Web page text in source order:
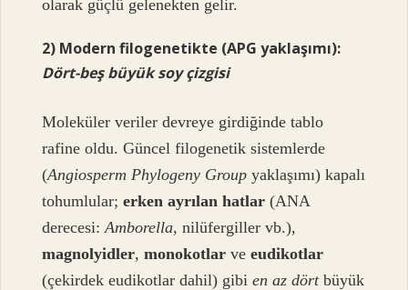
olarak güçlü gelenekten gelir.
2) Modern filogenetikte (APG yaklaşımı):
Dört-beş büyük soy çizgisi
Moleküler veriler devreye girdiğinde tablo
rafine oldu. Güncel filogenetik sistemlerde
(Angiosperm Phylogeny Group yaklaşımı) kapalı
tohumlular;erken ayrılan hatlar (ANA
derecesi:Amborella, nilüfergiller vb.),
magnolyidler,monokotlar veeudikotlar
(çekirdek eudikotlar dahil) gibien az dörtbüyük